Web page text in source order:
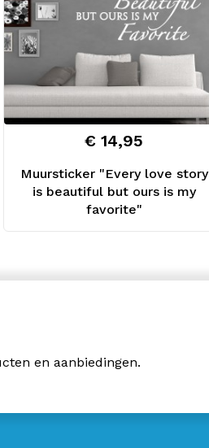
Muursticker "Every love story
is beautiful but ours is my
favorite"
€ 14,95
en aanbiedingen.